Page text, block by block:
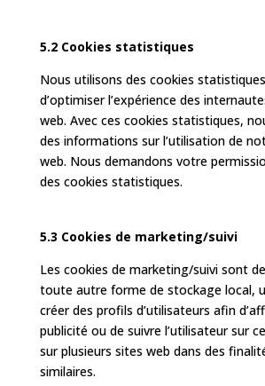
5.2 Cookies statistiques
Nous utilisons des cookies
d’optimiser l’expérience des
web. Avec ces cookies statistiques,
des informations sur l’utilisation de
web. Nous demandons votre
des cookies statistiques.
5.3 Cookies de marketing/suivi
Les cookies de marketing/suivi sont
toute autre forme de stockage local,
créer des profils d’utilisateurs afin
publicité ou de suivre l’utilisateur sur
sur plusieurs sites web dans des
similaires.